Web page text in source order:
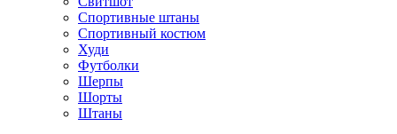
Спортивные штаны
Спортивный костюм
Худи
Футболки
Шерпы
Шорты
Штаны